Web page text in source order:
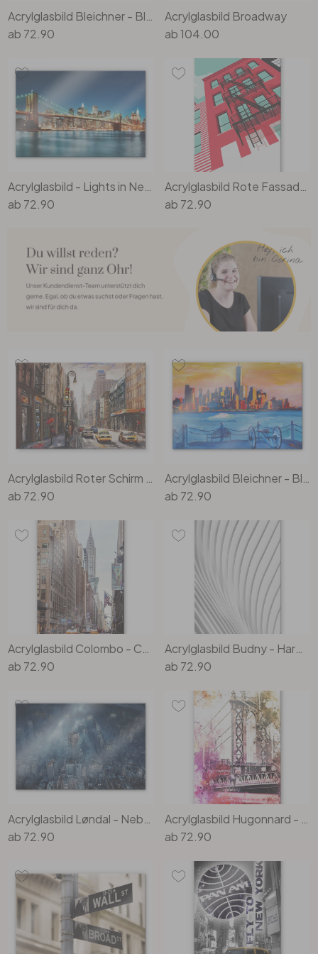
ab 72.90
Acrylglasbild Broadway
ab104.00
ab 72.90
ab 72.90
Acrylglasbild Roter Schirm in New York Aquarell
ab 72.90
Acrylglasbild Bleichner - Blick auf New York City
ab 72.90
Acrylglasbild Colombo - Chrysler Building in New York
ab 72.90
Acrylglasbild Budny - Harmonische Linien
ab 72.90
Acrylglasbild Løndal - Nebel in NYC
ab 72.90
Acrylglasbild Hugonnard - Watercolour: New York Bridge
ab 72.90